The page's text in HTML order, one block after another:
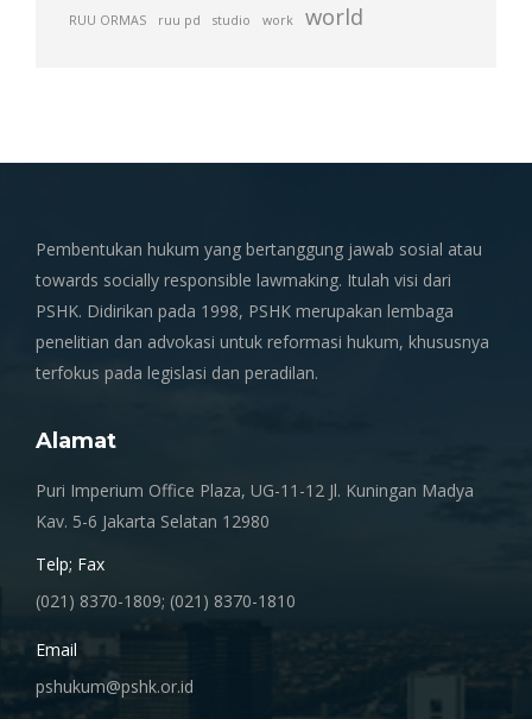
RUU ORMAS ruu pd studio work world
Pembentukan hukum yang bertanggung jawab sosial atau
towards socially responsible lawmaking. Itulah visi dari
PSHK. Didirikan pada 1998, PSHK merupakan lembaga
penelitian dan advokasi untuk reformasi hukum, khususnya
terfokus pada legislasi dan peradilan.
Alamat
Puri Imperium Office Plaza, UG-11-12 Jl. Kuningan Madya
Kav. 5-6 Jakarta Selatan 12980
Telp; Fax
(021) 8370-1809; (021) 8370-1810
Email
pshukum@pshk.or.id